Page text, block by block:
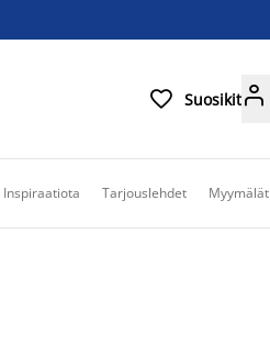
 Suosikit
Inspiraatiota Tarjouslehdet Myymälät